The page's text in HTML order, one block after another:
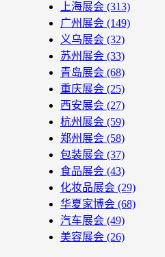
上海展会 (313)
广州展会 (149)
义乌展会 (32)
苏州展会 (33)
青岛展会 (68)
重庆展会 (25)
西安展会 (27)
杭州展会 (59)
郑州展会 (58)
包装展会 (37)
食品展会 (43)
化妆品展会 (29)
华夏家博会 (68)
汽车展会 (49)
美容展会 (26)